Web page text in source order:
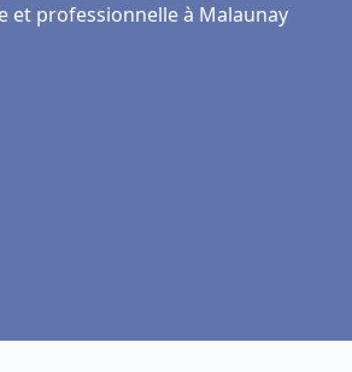
et professionnelle à Malaunay